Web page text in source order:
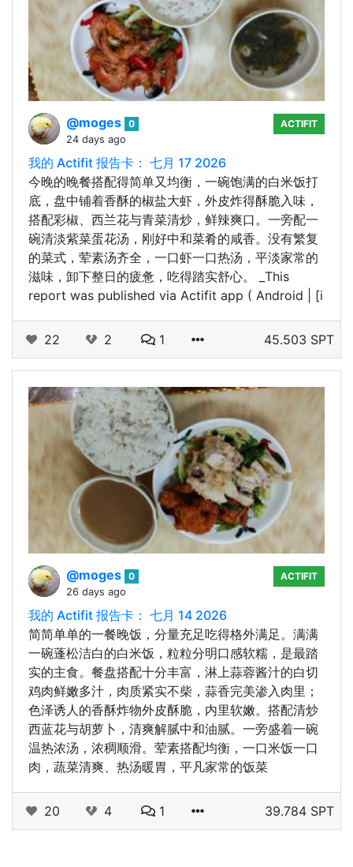
@moges 0
24 days ago
ACTIFIT
我的 Actifit 报告卡： 七月 17 2026
今晚的晚餐搭配得简单又均衡，一碗饱满的白米饭打
底，盘中铺着香酥的椒盐大虾，外皮炸得酥脆入味，
搭配彩椒、西兰花与青菜清炒，鲜辣爽口。一旁配一
碗清淡紫菜蛋花汤，刚好中和菜肴的咸香。没有繁复
的菜式，荤素汤齐全，一口虾一口热汤，平淡家常的
滋味，卸下整日的疲惫，吃得踏实舒心。 _This
report was published via Actifit app ( Android | [i
22 2 1 45.503 SPT
@moges 0
26 days ago
ACTIFIT
我的 Actifit 报告卡： 七月 14 2026
简简单单的一餐晚饭，分量充足吃得格外满足。满满
一碗蓬松洁白的白米饭，粒粒分明口感软糯，是最踏
实的主食。餐盘搭配十分丰富，淋上蒜蓉酱汁的白切
鸡肉鲜嫩多汁，肉质紧实不柴，蒜香完美渗入肉里；
色泽诱人的香酥炸物外皮酥脆，内里软嫩。搭配清炒
西蓝花与胡萝卜，清爽解腻中和油腻。一旁盛着一碗
温热浓汤，浓稠顺滑。荤素搭配均衡，一口米饭一口
肉，蔬菜清爽、热汤暖胃，平凡家常的饭菜
20 4 1 39.784 SPT